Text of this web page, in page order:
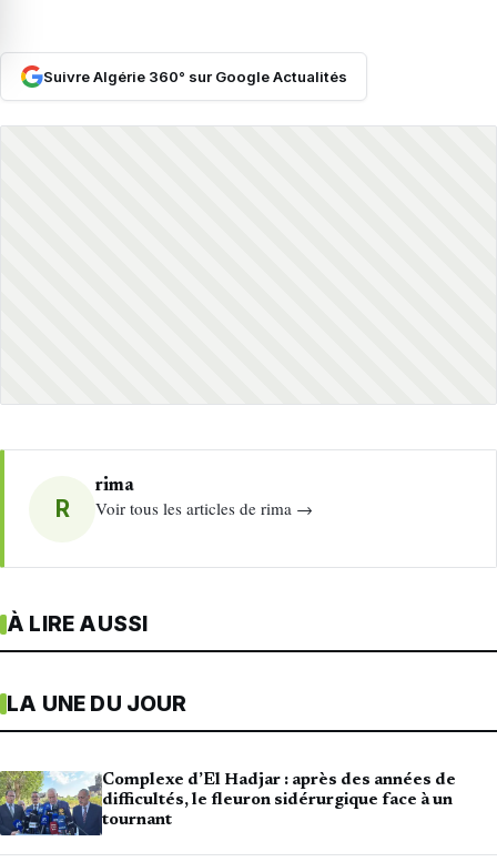
Suivre Algérie 360° sur Google Actualités
R
rima
Voir tous les articles de rima →
À LIRE AUSSI
LA UNE DU JOUR
Complexe d’El Hadjar : après des années de
difficultés, le fleuron sidérurgique face à un
tournant